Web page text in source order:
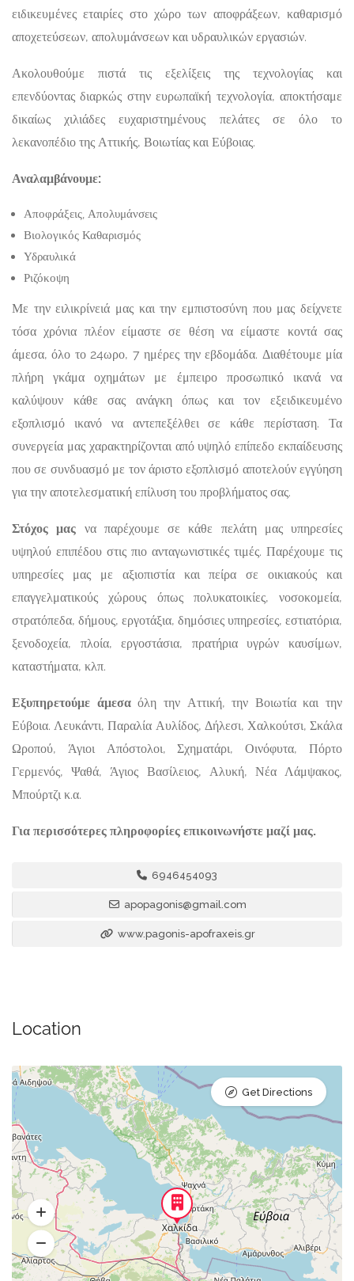
ειδικευμένες εταιρίες στο χώρο των αποφράξεων, καθαρισμό
αποχετεύσεων, απολυμάνσεων και υδραυλικών εργασιών.
Ακολουθούμε πιστά τις εξελίξεις της τεχνολογίας και
επενδύοντας διαρκώς στην ευρωπαϊκή τεχνολογία, αποκτήσαμε
δικαίως χιλιάδες ευχαριστημένους πελάτες σε όλο το
λεκανοπέδιο της Αττικής, Βοιωτίας και Εύβοιας.
Αναλαμβάνουμε:
Αποφράξεις, Απολυμάνσεις
Βιολογικός Καθαρισμός
Υδραυλικά
Ριζόκοψη
Με την ειλικρίνειά μας και την εμπιστοσύνη που μας δείχνετε
τόσα χρόνια πλέον είμαστε σε θέση να είμαστε κοντά σας
άμεσα, όλο το 24ωρο, 7 ημέρες την εβδομάδα. Διαθέτουμε μία
πλήρη γκάμα οχημάτων με έμπειρο προσωπικό ικανά να
καλύψουν κάθε σας ανάγκη όπως και τον εξειδικευμένο
εξοπλισμό ικανό να αντεπεξέλθει σε κάθε περίσταση. Τα
συνεργεία μας χαρακτηρίζονται από υψηλό επίπεδο εκπαίδευσης
που σε συνδυασμό με τον άριστο εξοπλισμό αποτελούν εγγύηση
για την αποτελεσματική επίλυση του προβλήματος σας.
Στόχος μας να παρέχουμε σε κάθε πελάτη μας υπηρεσίες
υψηλού επιπέδου στις πιο ανταγωνιστικές τιμές. Παρέχουμε τις
υπηρεσίες μας με αξιοπιστία και πείρα σε οικιακούς και
επαγγελματικούς χώρους όπως πολυκατοικίες, νοσοκομεία,
στρατόπεδα, δήμους, εργοτάξια, δημόσιες υπηρεσίες, εστιατόρια,
ξενοδοχεία, πλοία, εργοστάσια, πρατήρια υγρών καυσίμων,
καταστήματα, κλπ.
Εξυπηρετούμε άμεσαόλη την Αττική, την Βοιωτία και την
Εύβοια. Λευκάντι, Παραλία Αυλίδος, Δήλεσι, Χαλκούτσι, Σκάλα
Ωροπού, Άγιοι Απόστολοι, Σχηματάρι, Οινόφυτα, Πόρτο
Γερμενός, Ψαθά, Άγιος Βασίλειος, Αλυκή, Νέα Λάμψακος,
Μπούρτζι κ.α.
Για περισσότερες πληροφορίες επικοινωνήστε μαζί μας.
6946454093
apopagonis@gmail.com
www.pagonis-apofraxeis.gr
Location
Get Directions